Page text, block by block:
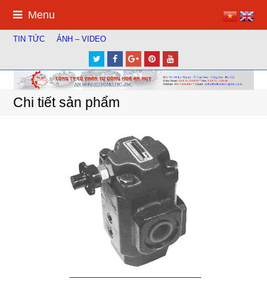
Menu
TIN TỨC ẢNH – VIDEO
TwitterFacebook
Google
Plus
Pinterest
Chi tiết sản phẩm